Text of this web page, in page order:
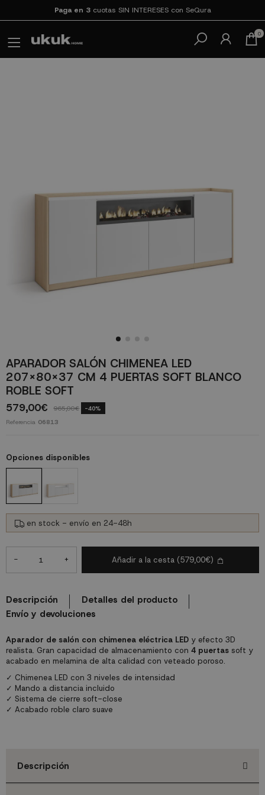
Paga en 3cuotas SIN INTERESES con SeQura
0
APARADOR SALÓN CHIMENEA LED
207X80X37 CM 4 PUERTAS SOFT BLANCO
ROBLE SOFT
579,00€ 965,00€ -40%
Referencia 06813
Aparador de salón con chimenea eléctrica LEDy efecto 3D
realista. Gran capacidad de almacenamiento con 4 puertassoft y
acabado en melamina de alta calidad con veteado poroso.
✓ Chimenea LED con 3 niveles de intensidad
✓ Mando a distancia incluido
✓ Sistema de cierre soft-close
✓ Acabado roble claro suave
Opciones disponibles
en stock - envío en 24-48h
- + Añadir a la cesta (579,00€)
Descripción
Detalles del producto
Envío y devoluciones
Descripción